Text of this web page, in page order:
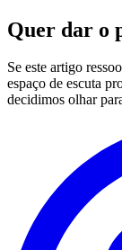
Quer dar o
Se este artigo
espaço de escuta
decidimos olhar